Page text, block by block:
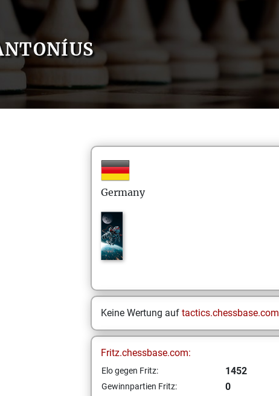
Germany
Keine Wertung auf tactics.chessbase.com
Fritz.chessbase.com:
Elo gegen Fritz: 1452
Gewinnpartien Fritz: 0